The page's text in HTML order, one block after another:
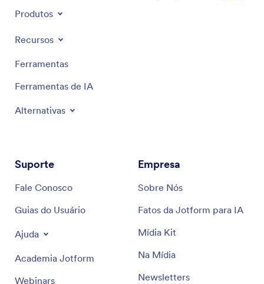
Produtos
Recursos
Ferramentas
Ferramentas de IA
Alternativas
Suporte
Fale Conosco
Guias do Usuário
Ajuda
Academia Jotform
Webinars
Empresa
Sobre Nós
Fatos da Jotform para IA
Mídia Kit
Na Mídia
Newsletters